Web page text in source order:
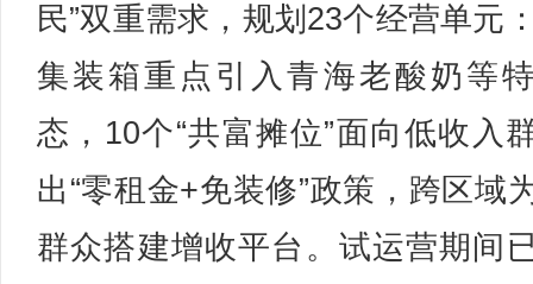
民”双重需求，规划23个经营单元
集装箱重点引入青海老酸奶等
态，10个“共富摊位”面向低收入
出“零租金+免装修”政策，跨区域
群众搭建增收平台。试运营期间